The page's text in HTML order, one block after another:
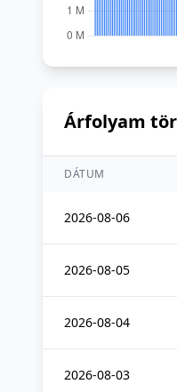
Árfolyam
DÁTUM
2026-08-06
2026-08-05
2026-08-04
2026-08-03